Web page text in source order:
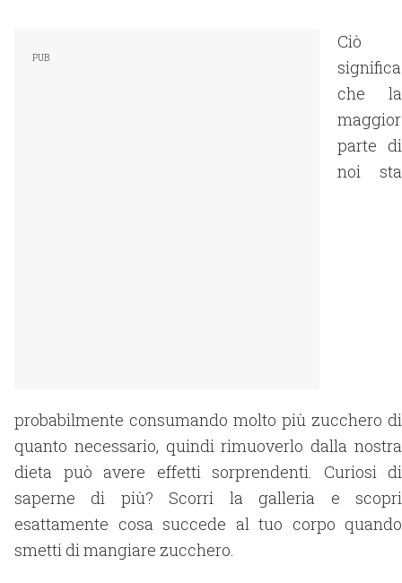
Ciò
significa
che la
maggior
parte di
noi sta
probabilmente consumando molto più zucchero di
quanto necessario, quindi rimuoverlo dalla nostra
dieta può avere effetti sorprendenti. Curiosi di
saperne di più? Scorri la galleria e scopri
esattamente cosa succede al tuo corpo quando
smetti di mangiare zucchero.